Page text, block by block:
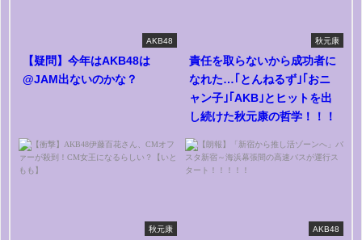
AKB48
【疑問】今年はAKB48は
@JAM出ないのかな？
秋元康
責任を取らないから成功者に
なれた…｢とんねるず｣｢おニ
ャン子｣｢AKB｣とヒットを出
し続けた秋元康の哲学！！！
秋元康 AKB48